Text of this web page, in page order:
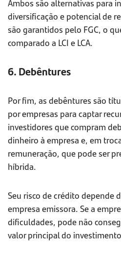
Ambos são alternativas para
diversificação e potencial de
são garantidos pelo FGC, o
comparado a LCI e LCA.
6. Debêntures
Por fim, as debêntures são
por empresas para captar
investidores que compram
dinheiro à empresa e, em
remuneração, que pode ser
híbrida.
Seu risco de crédito depende
empresa emissora. Se a
dificuldades, pode não
valor principal do